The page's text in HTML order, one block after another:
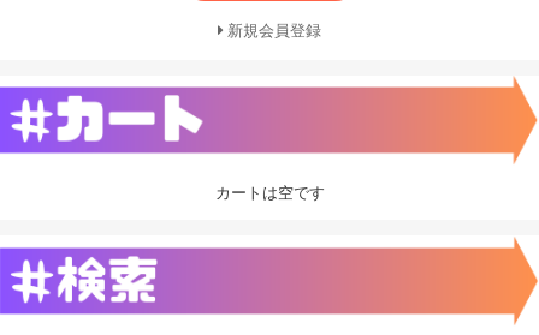
新規会員登録
カートは空です